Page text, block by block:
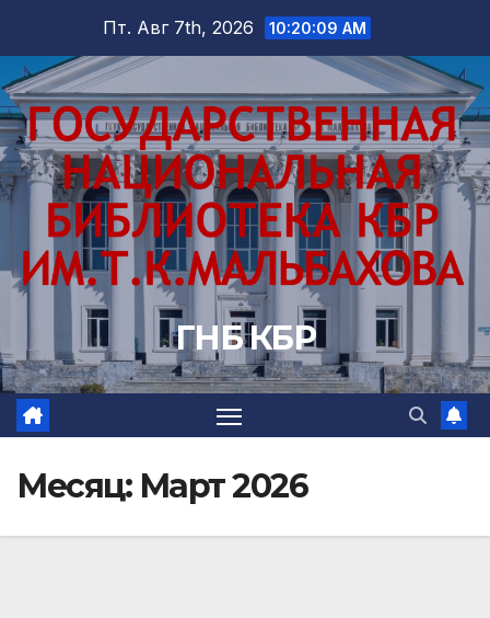
содержимому
Пт. Авг 7th, 2026 10:20:10 AM
ГНБ КБР
Месяц: Март 2026